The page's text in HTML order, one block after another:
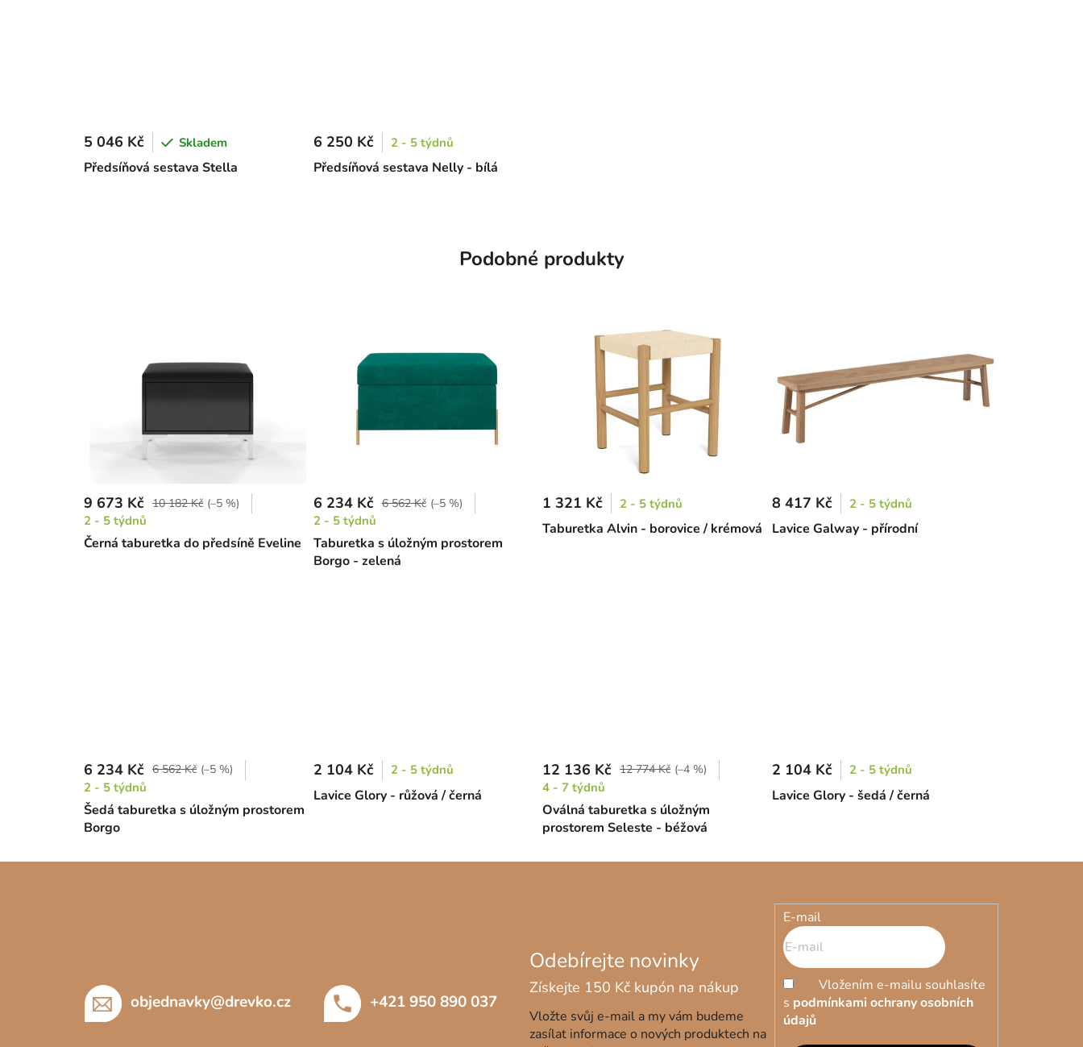
Předsíňová sestava Stella
5 046 Kč Skladem
Předsíňová sestava Nelly - bílá
6 250 Kč 2 - 5 týdnů
Podobné produkty
Černá taburetka do předsíně Eveline
9 673 Kč 10 182 Kč (–5 %)
2 - 5 týdnů
Taburetka s úložným prostorem
Borgo - zelená
6 234 Kč 6 562 Kč (–5 %)
2 - 5 týdnů Taburetka Alvin - borovice / krémová
1 321 Kč 2 - 5 týdnů
Lavice Galway - přírodní
8 417 Kč 2 - 5 týdnů
Šedá taburetka s úložným prostorem
Borgo
6 234 Kč 6 562 Kč (–5 %)
2 - 5 týdnů Lavice Glory - růžová / černá
2 104 Kč 2 - 5 týdnů
Oválná taburetka s úložným
prostorem Seleste - béžová
12 136 Kč 12 774 Kč (–4 %)
4 - 7 týdnů Lavice Glory - šedá / černá
2 104 Kč 2 - 5 týdnů
objednavky@drevko.cz +421 950 890 037
Vložte svůj e-mail a my vám budeme
zasílat informace o nových produktech na
E-mail
Vložením e-mailu souhlasíte
s podmínkami ochrany osobních
údajů